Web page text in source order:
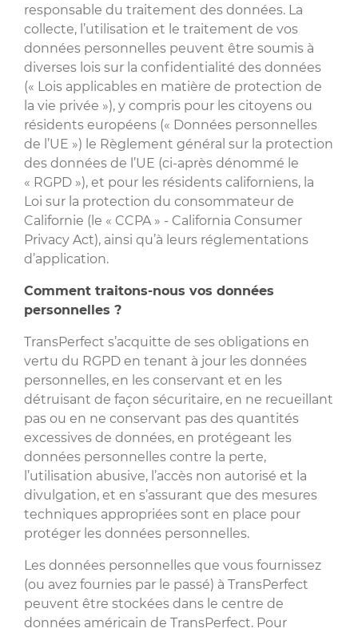
responsable du traitement des données. La
collecte, l’utilisation et le traitement de vos
données personnelles peuvent être soumis à
diverses lois sur la confidentialité des données
(« Lois applicables en matière de protection de
la vie privée »), y compris pour les citoyens ou
résidents européens (« Données personnelles
de l’UE ») le Règlement général sur la protection
des données de l’UE (ci-après dénommé le
« RGPD »), et pour les résidents californiens, la
Loi sur la protection du consommateur de
Californie (le « CCPA » - California Consumer
Privacy Act), ainsi qu’à leurs réglementations
d’application.
Comment traitons-nous vos données
personnelles ?
TransPerfect s’acquitte de ses obligations en
vertu du RGPD en tenant à jour les données
personnelles, en les conservant et en les
détruisant de façon sécuritaire, en ne recueillant
pas ou en ne conservant pas des quantités
excessives de données, en protégeant les
données personnelles contre la perte,
l’utilisation abusive, l’accès non autorisé et la
divulgation, et en s’assurant que des mesures
techniques appropriées sont en place pour
protéger les données personnelles.
Les données personnelles que vous fournissez
(ou avez fournies par le passé) à TransPerfect
peuvent être stockées dans le centre de
données américain de TransPerfect. Pour